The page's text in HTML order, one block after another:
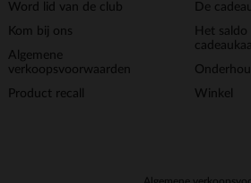
Word lid van de club
Kom bij ons
Algemene
verkoopsvoorwaarden
Product recall
De
Het
Winkel